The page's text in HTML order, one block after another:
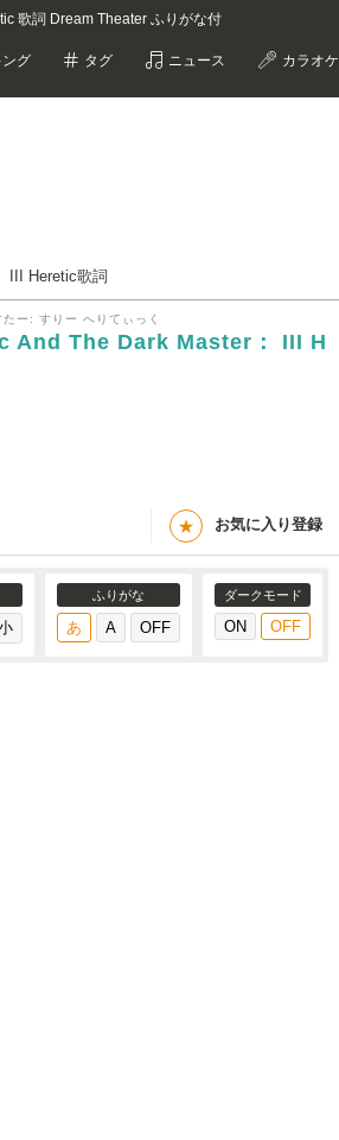
歌詞 Dream Theater ふりがな付
ング タグ ニュース カラオケ
III Heretic歌詞
ー: すりー へりてぃっく
And The Dark Master： III H
★ お気に入り登録
ふりがな ダークモード